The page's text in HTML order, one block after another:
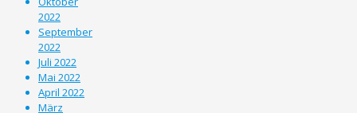
2022
September
2022
Juli 2022
Mai 2022
April 2022
März